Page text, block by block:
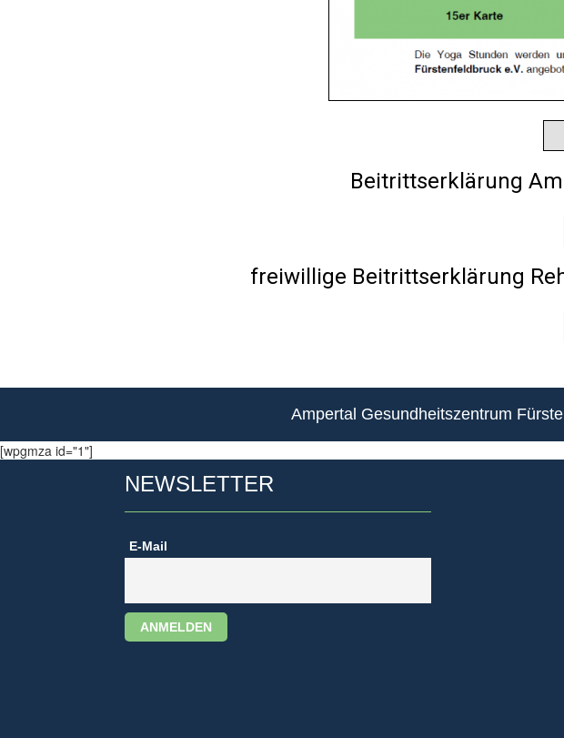
Beitrittserklärung
freiwillige Beitrittserklärung
Ampertal Gesundheitszentrum
[wpgmza id="1"]
NEWSLETTER
E-Mail